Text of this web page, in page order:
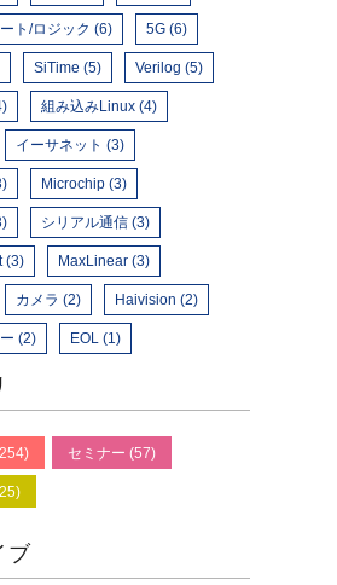
ト/ロジック (6) 5G (6)
SiTime (5) Verilog (5)
組み込みLinux (4)
イーサネット (3)
Microchip (3)
シリアル通信 (3)
(3) MaxLinear (3)
カメラ (2) Haivision (2)
(2) EOL (1)
セミナー (57)
ブ